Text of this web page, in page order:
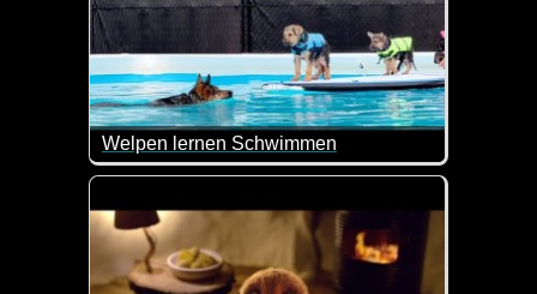
Welpen lernen Schwimmen
Wenn das nicht goldig ist wie die Welpen das